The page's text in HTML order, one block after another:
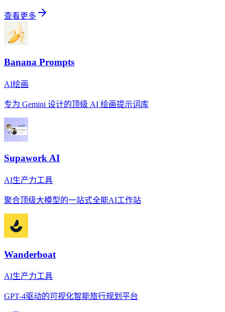
查看更多
Banana Prompts
AI绘画
专为 Gemini 设计的顶级 AI 绘画提示词库
Supawork AI
AI生产力工具
聚合顶级大模型的一站式全能AI工作站
Wanderboat
AI生产力工具
GPT-4驱动的可视化智能旅行规划平台